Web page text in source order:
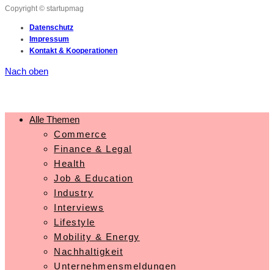
Copyright © startupmag
Datenschutz
Impressum
Kontakt & Kooperationen
Nach oben
Alle Themen
Commerce
Finance & Legal
Health
Job & Education
Industry
Interviews
Lifestyle
Mobility & Energy
Nachhaltigkeit
Unternehmensmeldungen